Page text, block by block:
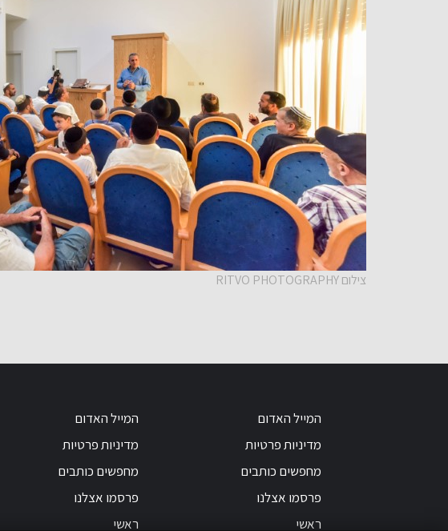
צילום RITVO PHOTOGRAPHY
המייל האדום
מדיניות פרטיות
מחפשים כותבים
פרסמו אצלנו
ראשי
המייל האדום
מדיניות פרטיות
מחפשים כותבים
פרסמו אצלנו
ראשי